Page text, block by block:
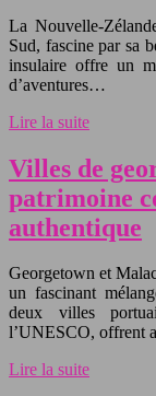
La Nouvelle-
Sud, fascine par sa
insulaire offre un
d’aventures…
Lire la suite
Villes de
patrimoine
authentique
Georgetown et
un fascinant
deux villes
l’UNESCO, offrent
Lire la suite